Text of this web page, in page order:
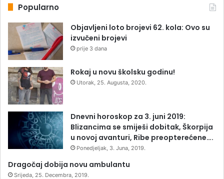
Popularno
Objavljeni loto brojevi 62. kola: Ovo su
izvučeni brojevi
prije 3 dana
Rokaj u novu školsku godinu!
Utorak, 25. Augusta, 2020.
Dnevni horoskop za 3. juni 2019:
Blizancima se smiješi dobitak, Škorpija
u novoj avanturi, Ribe preopterećene….
Ponedjeljak, 3. Juna, 2019.
Dragočaj dobija novu ambulantu
Srijeda, 25. Decembra, 2019.